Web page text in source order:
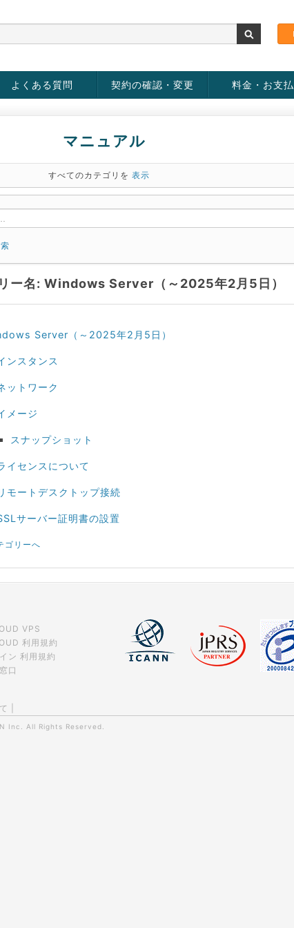
よくある質問 契約の確認・変更 料金・お支払
マニュアル
すべてのカテゴリを 表示
ー名: Windows Server（～2025年2月5日）
Server（～2025年2月5日）
ンスタンス
ットワーク
メージ
スナップショット
イセンスについて
モートデスクトップ接続
サーバー証明書の設置
ゴリーへ
VPS
利用規約
ン 利用規約
口
Inc. All Rights Reserved.